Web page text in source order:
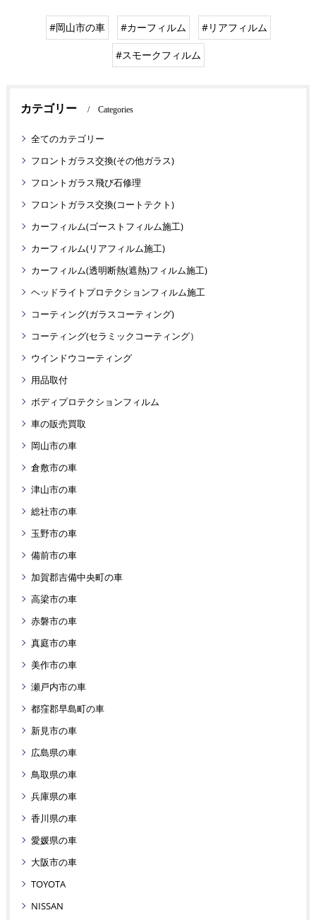
#岡山市の車 #カーフィルム #リアフィルム
#スモークフィルム
カテゴリー Categories
全てのカテゴリー
フロントガラス交換(その他ガラス)
フロントガラス飛び石修理
フロントガラス交換(コートテクト)
カーフィルム(ゴーストフィルム施工)
カーフィルム(リアフィルム施工)
カーフィルム(透明断熱(遮熱)フィルム施工)
ヘッドライトプロテクションフィルム施工
コーティング(ガラスコーティング)
コーティング(セラミックコーティング）
ウインドウコーティング
用品取付
ボディプロテクションフィルム
車の販売買取
岡山市の車
倉敷市の車
津山市の車
総社市の車
玉野市の車
備前市の車
加賀郡吉備中央町の車
高梁市の車
赤磐市の車
真庭市の車
美作市の車
瀬戸内市の車
都窪郡早島町の車
新見市の車
広島県の車
鳥取県の車
兵庫県の車
香川県の車
愛媛県の車
大阪市の車
TOYOTA
NISSAN